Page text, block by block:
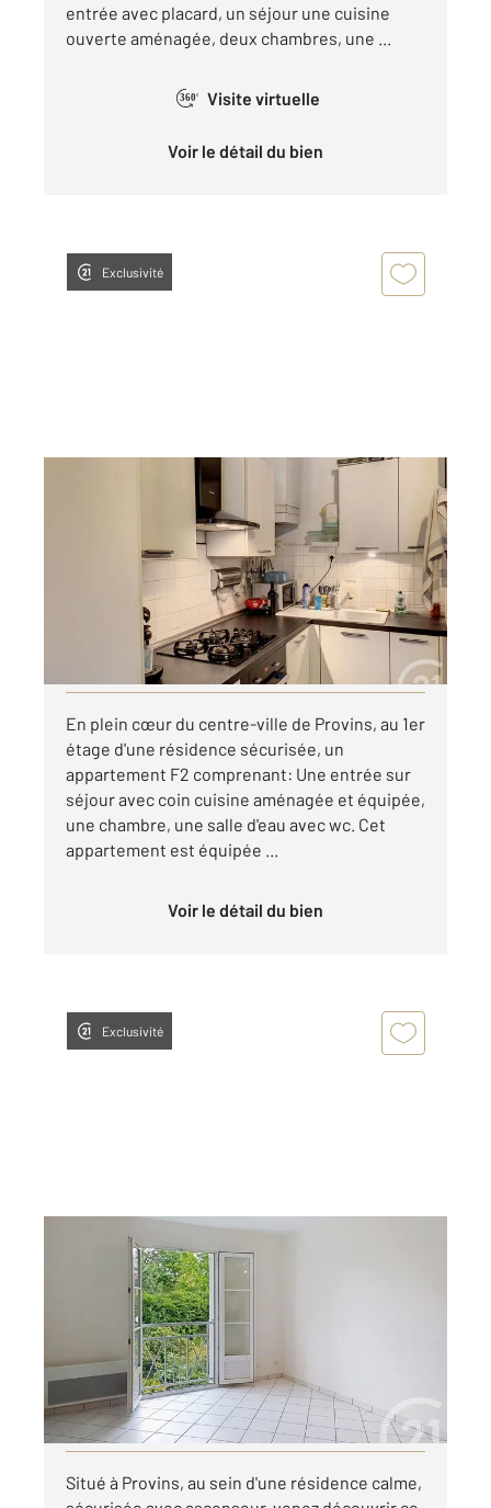
entrée avec placard, un séjour une cuisine
ouverte aménagée, deux chambres, une ...
360° Visite virtuelle
Voir le détail du bien
Exclusivité
, 2 pièces
Appartement F2 à louer
519 €
par mois charges comprises
Visiter le site dédié
En plein cœur du centre-ville de Provins, au 1er
étage d'une résidence sécurisée, un
appartement F2 comprenant: Une entrée sur
séjour avec coin cuisine aménagée et équipée,
une chambre, une salle d'eau avec wc. Cet
appartement est équipée ...
Voir le détail du bien
Exclusivité
PROVINS 77
, 2 pièces
Ref : 50449
Appartement F2 à louer
670 €
par mois charges comprises
Visiter le site dédié
Situé à Provins, au sein d'une résidence calme,